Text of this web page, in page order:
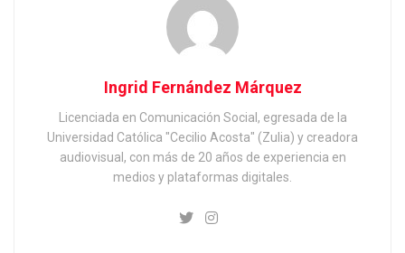
Ingrid Fernández Márquez
Licenciada en Comunicación Social, egresada de la
Universidad Católica "Cecilio Acosta" (Zulia) y creadora
audiovisual, con más de 20 años de experiencia en
medios y plataformas digitales.